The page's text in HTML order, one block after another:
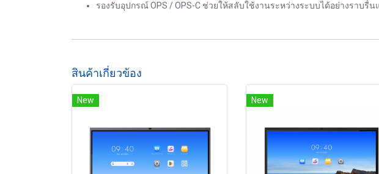
รองรับอุปกรณ์ OPS / OPS-C ช่วยให้สลับใช้งานระหว่างระบบได้อย่างราบรื่
สินค้าเกี่ยวข้อง
New New